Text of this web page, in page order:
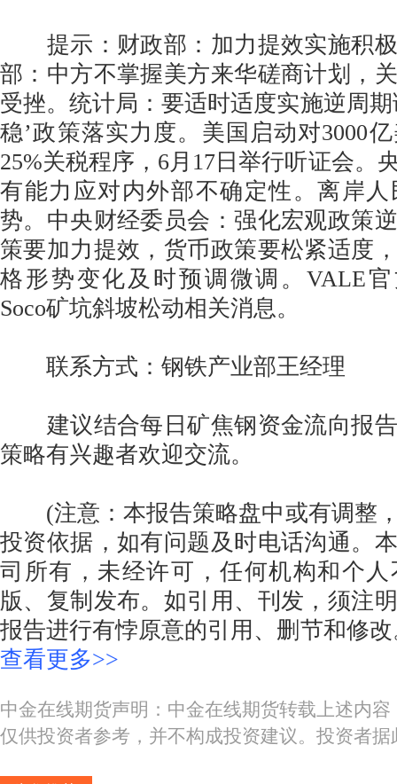
提示：财政部：加力提效实施积极
部：中方不掌握美方来华磋商计划，
受挫。统计局：要适时适度实施逆周
稳’政策落实力度。美国启动对3000
25%关税程序，6月17日举行听证会。
有能力应对内外部不确定性。离岸
势。中央财经委员会：强化宏观政策
策要加力提效，货币政策要松紧适度
格形势变化及时预调微调。VALE官
Soco矿坑斜坡松动相关消息。
联系方式：钢铁产业部王经理
建议结合每日矿焦钢资金流向报告
策略有兴趣者欢迎交流。
(注意：本报告策略盘中或有调整
投资依据，如有问题及时电话沟通。
司所有，未经许可，任何机构和个
版、复制发布。如引用、刊发，须注
报告进行有悖原意的引用、删节和修
查看更多>>
中金在线期货声明：中金在线期货转载上述内
仅供投资者参考，并不构成投资建议。投资者